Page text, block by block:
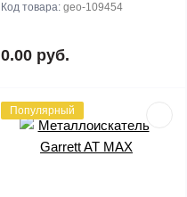
Код товара: geo-109454
0.00 руб.
Популярный